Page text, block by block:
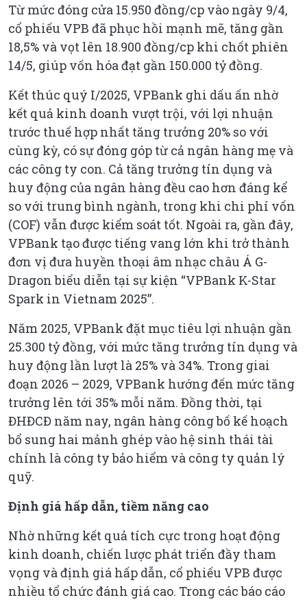
Từ mức đóng cửa 15.950 đồng/cp vào ngày 9/4,
cổ phiếu VPB đã phục hồi mạnh mẽ, tăng gần
18,5% và vọt lên 18.900 đồng/cp khi chốt phiên
14/5, giúp vốn hóa đạt gần 150.000 tỷ đồng.
Kết thúc quý I/2025, VPBank ghi dấu ấn nhờ
kết quả kinh doanh vượt trội, với lợi nhuận
trước thuế hợp nhất tăng trưởng 20% so với
cùng kỳ, có sự đóng góp từ cả ngân hàng mẹ và
các công ty con. Cả tăng trưởng tín dụng và
huy động của ngân hàng đều cao hơn đáng kể
so với trung bình ngành, trong khi chi phí vốn
(COF) vẫn được kiểm soát tốt. Ngoài ra, gần đây,
VPBank tạo được tiếng vang lớn khi trở thành
đơn vị đưa huyền thoại âm nhạc châu Á G-
Dragon biểu diễn tại sự kiện “VPBank K-Star
Spark in Vietnam 2025”.
Năm 2025, VPBank đặt mục tiêu lợi nhuận gần
25.300 tỷ đồng, với mức tăng trưởng tín dụng và
huy động lần lượt là 25% và 34%. Trong giai
đoạn 2026 – 2029, VPBank hướng đến mức tăng
trưởng lên tới 35% mỗi năm. Đồng thời, tại
ĐHĐCĐ năm nay, ngân hàng công bố kế hoạch
bổ sung hai mảnh ghép vào hệ sinh thái tài
chính là công ty bảo hiểm và công ty quản lý
quỹ.
Định giá hấp dẫn, tiềm năng cao
Nhờ những kết quả tích cực trong hoạt động
kinh doanh, chiến lược phát triển đầy tham
vọng và định giá hấp dẫn, cổ phiếu VPB được
nhiều tổ chức đánh giá cao. Trong các báo cáo